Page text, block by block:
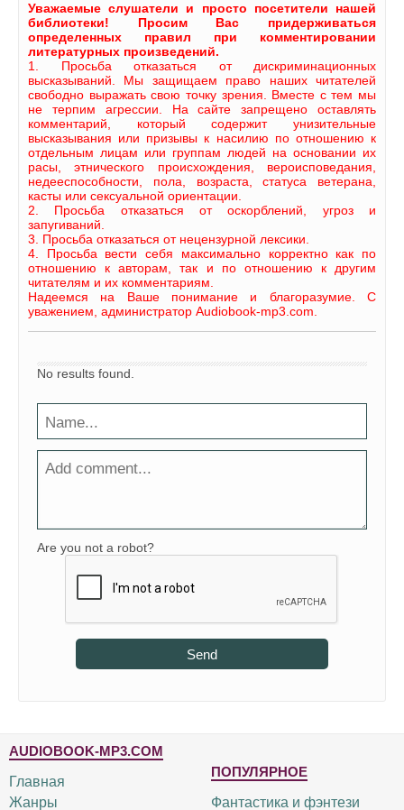
Уважаемые слушатели и просто посетители нашей
библиотеки! Просим Вас придерживаться
определенных правил при комментировании
литературных произведений.
1. Просьба отказаться от дискриминационных
высказываний. Мы защищаем право наших читателей
свободно выражать свою точку зрения. Вместе с тем мы
не терпим агрессии. На сайте запрещено оставлять
комментарий, который содержит унизительные
высказывания или призывы к насилию по отношению к
отдельным лицам или группам людей на основании их
расы, этнического происхождения, вероисповедания,
недееспособности, пола, возраста, статуса ветерана,
касты или сексуальной ориентации.
2. Просьба отказаться от оскорблений, угроз и
запугиваний.
3. Просьба отказаться от нецензурной лексики.
4. Просьба вести себя максимально корректно как по
отношению к авторам, так и по отношению к другим
читателям и их комментариям.
Надеемся на Ваше понимание и благоразумие. С
уважением, администратор Audiobook-mp3.com.
No results found.
Are you not a robot?
Send
AUDIOBOOK-MP3.COM
Главная
Жанры
ПОПУЛЯРНОЕ
Фантастика и фэнтези